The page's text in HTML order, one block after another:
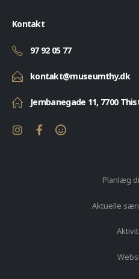
Kontakt
97 92 05 77
kontakt@museumthy.dk
Jernbanegade 11, 7700
Planlæg
Aktuelle